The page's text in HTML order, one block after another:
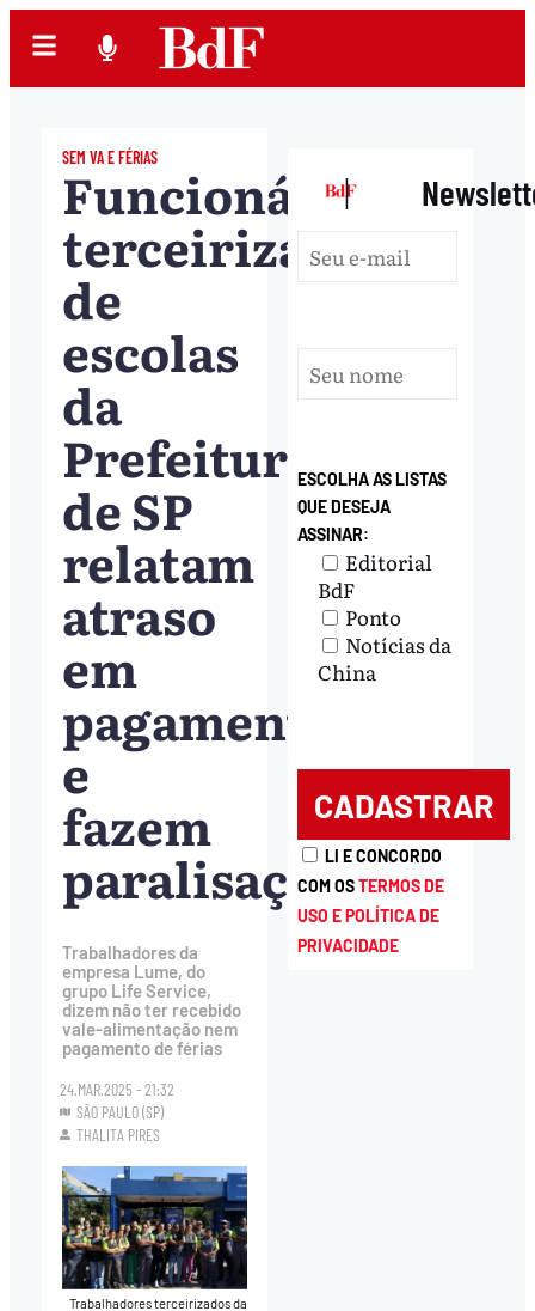
SEM VA E FÉRIAS
Funcionárias
terceirizadas
de
escolas
da
Prefeitura
de SP
relatam
atraso
em
pagamentos
e
fazem
paralisação
Trabalhadores da
empresa Lume, do
grupo Life Service,
dizem não ter recebido
vale-alimentação nem
pagamento de férias
24.MAR.2025 - 21:32
SÃO PAULO (SP)
THALITA PIRES
Trabalhadores terceirizados da
|
ESCOLHA AS LISTAS
QUE DESEJA
ASSINAR:
Editorial
BdF
Ponto
Notícias da
China
LI E CONCORDO
COM OSTERMOS DE
USO E POLÍTICA DE
PRIVACIDADE